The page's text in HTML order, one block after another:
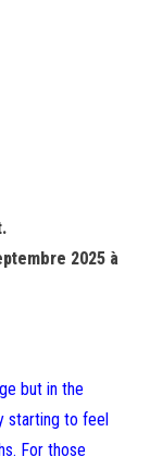
2025 à
but in the
starting to feel
For those